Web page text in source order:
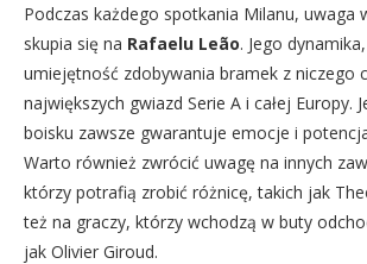
Podczas każdego spotkania Milanu, uwaga
skupia się na Rafaelu Leão. Jego
umiejętność zdobywania bramek z niczego
największych gwiazd Serie A i całej Europy.
boisku zawsze gwarantuje emocje i
Warto również zwrócić uwagę na innych
którzy potrafią zrobić różnicę, takich jak
też na graczy, którzy wchodzą w buty
jak Olivier Giroud.